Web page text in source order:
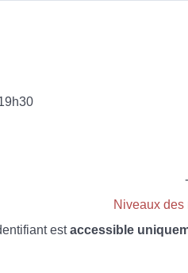
Niveaux des
estaccessible